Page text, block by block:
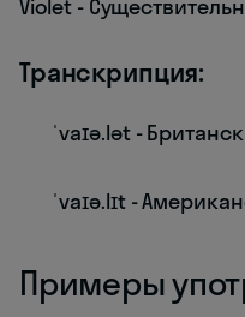
Violet -
Транскрипция:
ˈvaɪə.lət -
ˈvaɪə.lɪt -
Примеры